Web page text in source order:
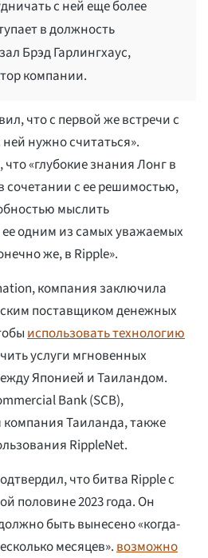
с ней еще более
в должность
Брэд Гарлингхаус,
компании.
что с первой же встречи с
нужно считаться».
«глубокие знания Лонг в
сочетании с ее решимостью,
мыслить
одним из самых уважаемых
же, в Ripple».
компания заключила
поставщиком денежных
использовать технологию
услуги мгновенных
Японией и Таиландом.
Bank (SCB),
Таиланда, также
RippleNet.
что битва Ripple с
половине 2023 года. Он
быть вынесено «когда-
месяцев».возможно